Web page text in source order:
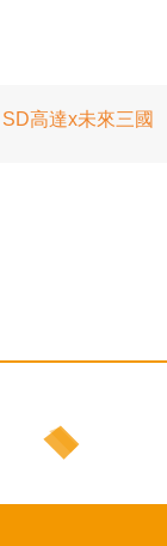
高達x未來三國